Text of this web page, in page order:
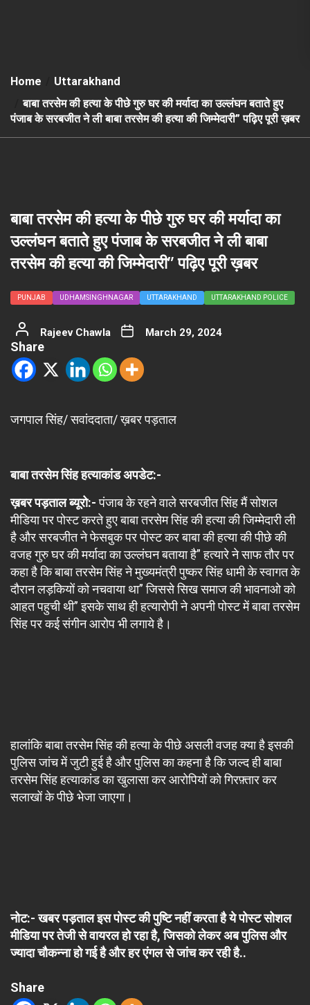
Home
Uttarakhand
बाबा तरसेम की हत्या के पीछे गुरु घर की मर्यादा का उल्लंघन बताते हुए
पंजाब के सरबजीत ने ली बाबा तरसेम की हत्या की जिम्मेदारी” पढ़िए पूरी ख़बर
बाबा तरसेम की हत्या के पीछे गुरु घर की मर्यादा का
उल्लंघन बताते हुए पंजाब के सरबजीत ने ली बाबा
तरसेम की हत्या की जिम्मेदारी” पढ़िए पूरी ख़बर
PUNJAB UDHAMSINGHNAGAR UTTARAKHAND UTTARAKHAND POLICE
Rajeev Chawla March 29, 2024
Share
जगपाल सिंह/ सवांददाता/ ख़बर पड़ताल
बाबा तरसेम सिंह हत्याकांड अपडेट:-
ख़बर पड़ताल ब्यूरो:-पंजाब के रहने वाले सरबजीत सिंह मैं सोशल
मीडिया पर पोस्ट करते हुए बाबा तरसेम सिंह की हत्या की जिम्मेदारी ली
है और सरबजीत ने फेसबुक पर पोस्ट कर बाबा की हत्या की पीछे की
वजह गुरु घर की मर्यादा का उल्लंघन बताया है” हत्यारे ने साफ तौर पर
कहा है कि बाबा तरसेम सिंह ने मुख्यमंत्री पुष्कर सिंह धामी के स्वागत के
दौरान लड़कियों को नचवाया था” जिससे सिख समाज की भावनाओ को
आहत पहुची थी” इसके साथ ही हत्यारोपी ने अपनी पोस्ट में बाबा तरसेम
सिंह पर कई संगीन आरोप भी लगाये है।
हालांकि बाबा तरसेम सिंह की हत्या के पीछे असली वजह क्या है इसकी
पुलिस जांच में जुटी हुई है और पुलिस का कहना है कि जल्द ही बाबा
तरसेम सिंह हत्याकांड का खुलासा कर आरोपियों को गिरफ़्तार कर
सलाखों के पीछे भेजा जाएगा।
नोट:- खबर पड़ताल इस पोस्ट की पुष्टि नहीं करता है ये पोस्ट सोशल
मीडिया पर तेजी से वायरल हो रहा है, जिसको लेकर अब पुलिस और
ज्यादा चौकन्ना हो गई है और हर एंगल से जांच कर रही है..
Share